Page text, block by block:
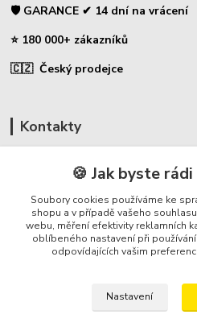
🛡️ GARANCE ✔ 14 dní na vrácení
⭐ 180 000+ zákazníků
🇨🇿 Český prodejce
Kontakty
🛡️ Zákaznická podpora
📞 728 007 997
⏰ Po-Pá - 7:00 - 13:30
info@repulse.cz
🍪 Jak byste
Soubory cookies používáme ke
shopu a v případě vašeho
webu, měření efektivity reklamních
oblíbeného nastavení při
odpovídajících vašim
Nastavení